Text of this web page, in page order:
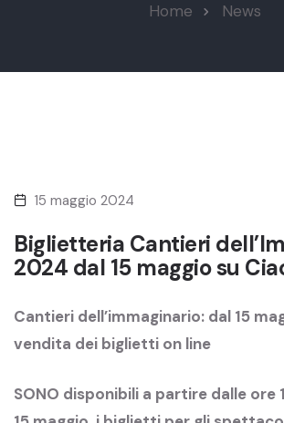
Home News
15 maggio 2024
Biglietteria Cantieri
2024 dal 15 maggio su
Cantieri dell’immaginario: dal 15
vendita dei biglietti on line
SONO disponibili a partire dalle ore